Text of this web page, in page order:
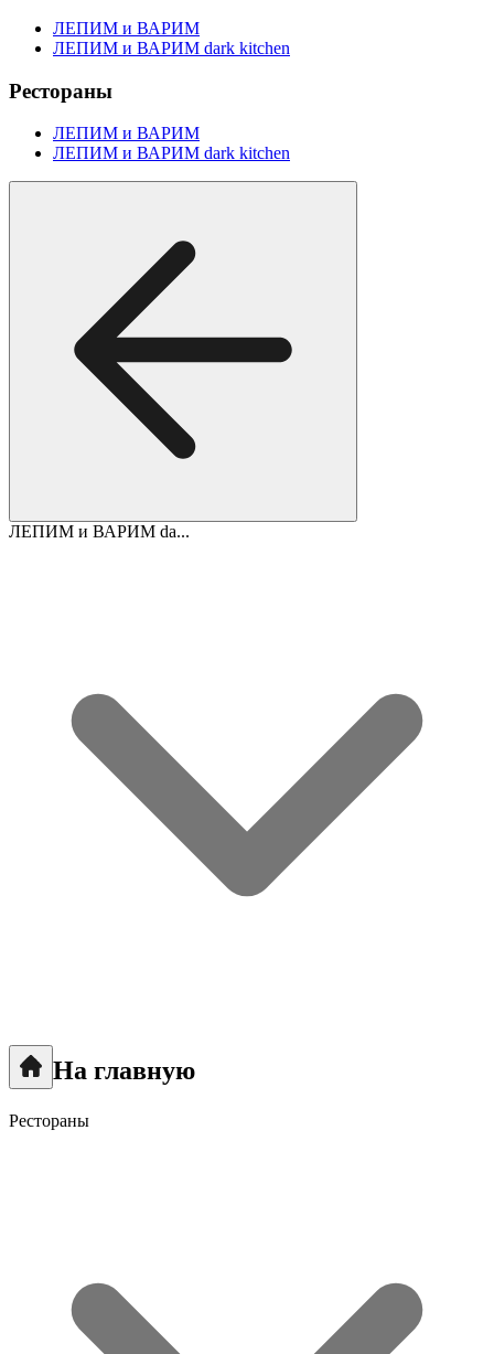
ЛЕПИМ и ВАРИМ
ЛЕПИМ и ВАРИМ dark kitchen
Рестораны
ЛЕПИМ и ВАРИМ
ЛЕПИМ и ВАРИМ dark kitchen
ЛЕПИМ и ВАРИМ da...
На главную
Рестораны